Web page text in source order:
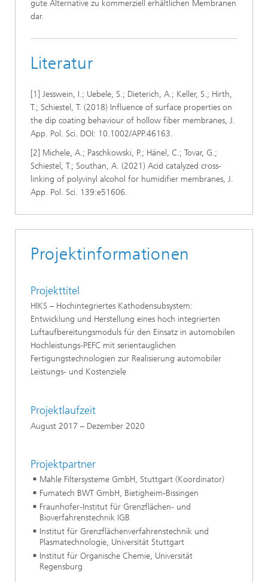
gute Alternative zu kommerziell erhältlichen Membranen
dar.
Literatur
[1] Jesswein, I.; Uebele, S.; Dieterich, A.; Keller, S.; Hirth,
T.; Schiestel, T. (2018) Influence of surface properties on
the dip coating behaviour of hollow fiber membranes, J.
App. Pol. Sci. DOI: 10.1002/APP.46163.
[2] Michele, A.; Paschkowski, P.; Hänel, C.; Tovar, G.;
Schiestel, T.; Southan, A. (2021) Acid catalyzed cross-
linking of polyvinyl alcohol for humidifier membranes, J.
App. Pol. Sci. 139:e51606.
Projektinformationen
Projekttitel
HIKS – Hochintegriertes Kathodensubsystem:
Entwicklung und Herstellung eines hoch integrierten
Luftaufbereitungsmoduls für den Einsatz in automobilen
Hochleistungs-PEFC mit serientauglichen
Fertigungstechnologien zur Realisierung automobiler
Leistungs- und Kostenziele
Projektlaufzeit
August 2017 – Dezember 2020
Projektpartner
Mahle Filtersysteme GmbH, Stuttgart (Koordinator)
Fumatech BWT GmbH, Bietigheim-Bissingen
Fraunhofer-Institut für Grenzflächen- und
Bioverfahrenstechnik IGB
Institut für Grenzflächenverfahrenstechnik und
Plasmatechnologie, Universität Stuttgart
Institut für Organische Chemie, Universität
Regensburg